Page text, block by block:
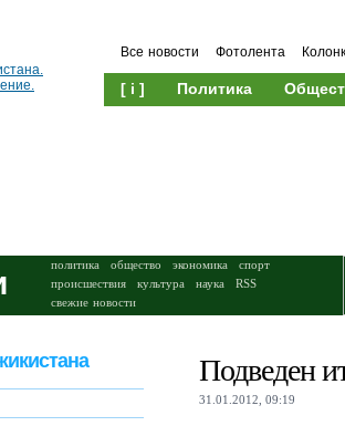
Все новости Фотолента
[ i ] Политика
политика общество экономика
спорт
происшествия
культура наука
RSS
свежие новости
Подведен
31.01.2012, 09:19